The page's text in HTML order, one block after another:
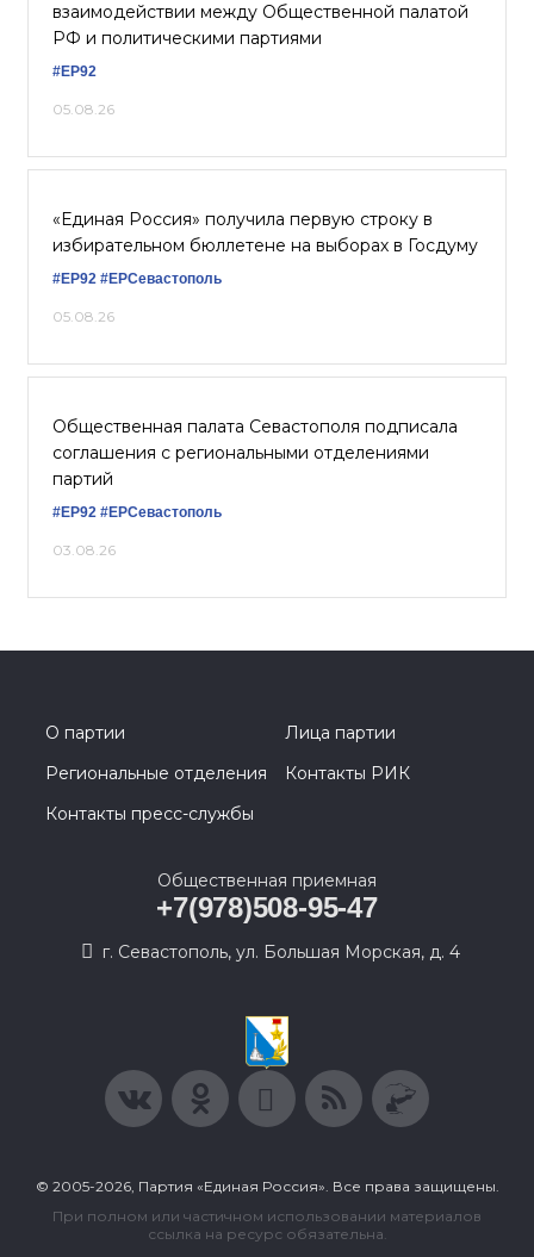
взаимодействии между Общественной палатой
РФ и политическими партиями
#ЕР92
05.08.26
«Единая Россия» получила первую строку в
избирательном бюллетене на выборах в Госдуму
#ЕР92 #ЕРСевастополь
05.08.26
Общественная палата Севастополя подписала
соглашения с региональными отделениями
партий
#ЕР92 #ЕРСевастополь
03.08.26
О партии
Лица партии
Региональные отделения
Контакты РИК
Контакты пресс-службы
Общественная приемная
+7(978)508-95-47
г. Севастополь, ул. Большая Морская, д. 4
© 2005-2026, Партия «Единая Россия». Все права защищены.
При полном или частичном использовании материалов
ссылка на ресурс обязательна.